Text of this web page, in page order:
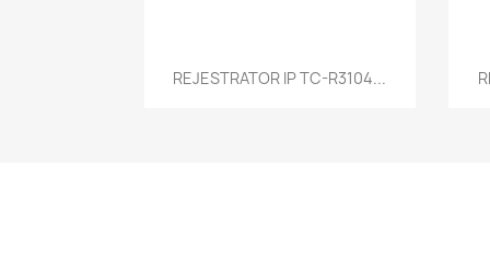
Szybki podgląd
REJESTRATOR IP TC-R3104...